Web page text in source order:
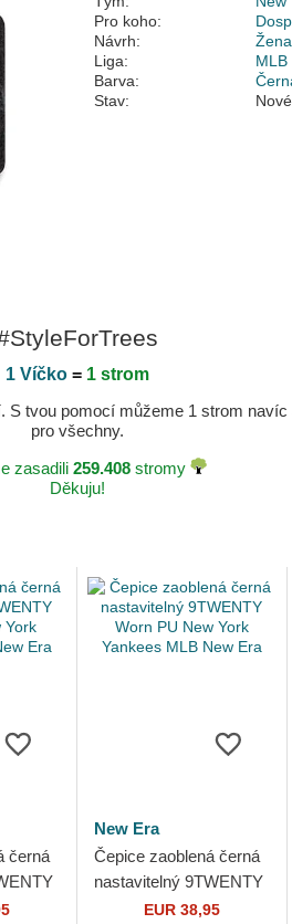
Pro koho:
Návrh:
Žena
Liga:
MLB
Barva:
Stav:
1 Víčko = 1 strom
tvou pomocí můžeme 1 strom
pro všechny.
zasadili 259.408stromy
Děkuju!
černá
New Era
Čepice zaoblená černá
nastavitelný 9TWENTY
Worn PU New York
EUR 38,95